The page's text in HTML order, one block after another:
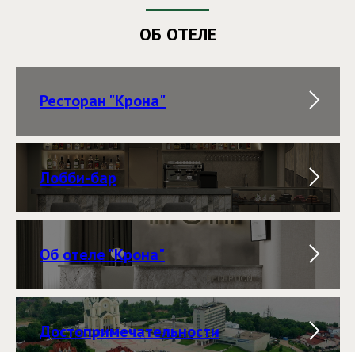
ОБ ОТЕЛЕ
Ресторан "Крона"
Лобби-бар
Об отеле "Крона"
Достопримечательности